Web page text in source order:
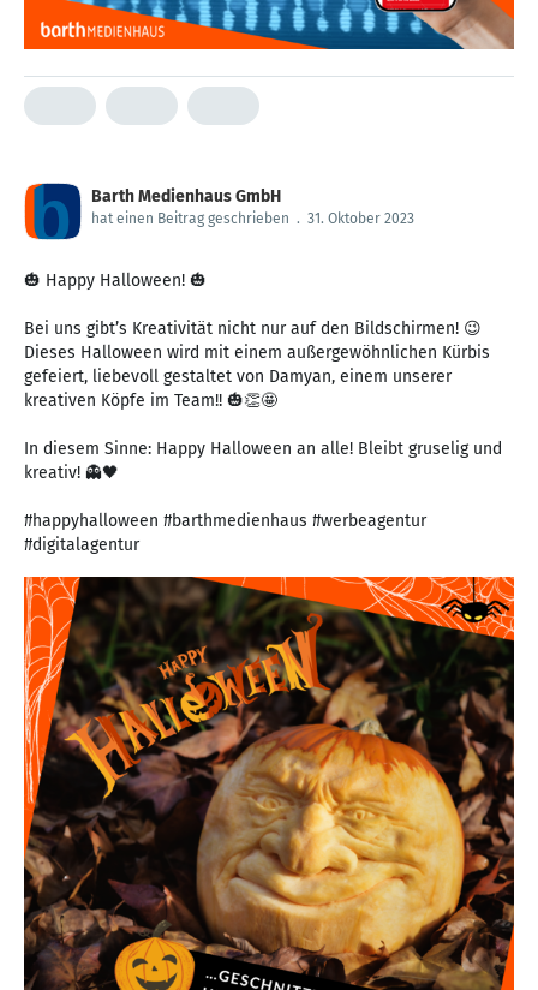
Barth Medienhaus GmbH
hat einen Beitrag geschrieben . 31. Oktober 2023
🎃 Happy Halloween! 🎃
Bei uns gibt’s Kreativität nicht nur auf den Bildschirmen! 😉
Dieses Halloween wird mit einem außergewöhnlichen Kürbis
gefeiert, liebevoll gestaltet von Damyan, einem unserer
kreativen Köpfe im Team!! 🎃👏🤩
In diesem Sinne: Happy Halloween an alle! Bleibt gruselig und
kreativ! 👻🖤
#happyhalloween #barthmedienhaus #werbeagentur
#digitalagentur